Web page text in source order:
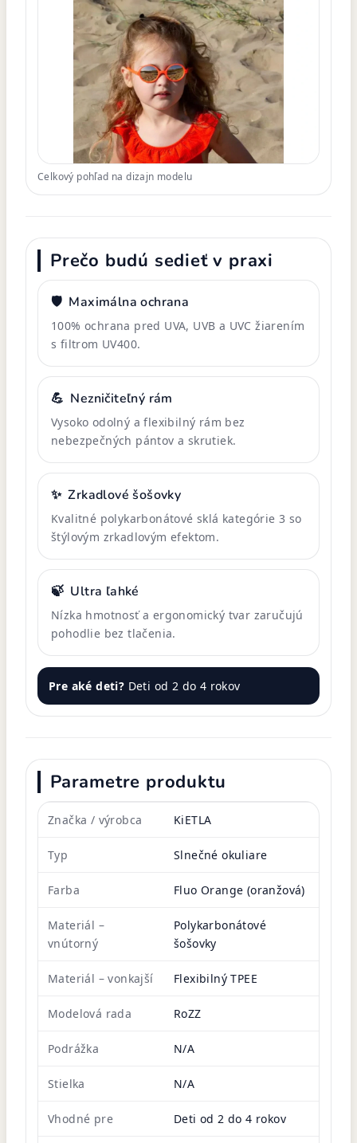
Celkový pohľad na dizajn modelu
Prečo budú sedieť v praxi
🛡️ Maximálna ochrana
100% ochrana pred UVA, UVB a UVC žiarením
s filtrom UV400.
💪 Nezničiteľný rám
Vysoko odolný a flexibilný rám bez
nebezpečných pántov a skrutiek.
✨ Zrkadlové šošovky
Kvalitné polykarbonátové sklá kategórie 3 so
štýlovým zrkadlovým efektom.
🍃 Ultra ľahké
Nízka hmotnosť a ergonomický tvar zaručujú
pohodlie bez tlačenia.
Pre aké deti? Deti od 2 do 4 rokov
Parametre produktu
Značka / výrobca KiETLA
Typ Slnečné okuliare
Farba Fluo Orange (oranžová)
Materiál –
vnútorný
Polykarbonátové
šošovky
Materiál – vonkajší Flexibilný TPEE
Modelová rada RoZZ
Podrážka N/A
Stielka N/A
Vhodné pre Deti od 2 do 4 rokov